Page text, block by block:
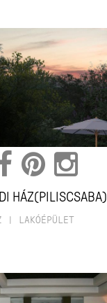
HÁZ(PILISCSABA)
LAKÓÉPÜLET